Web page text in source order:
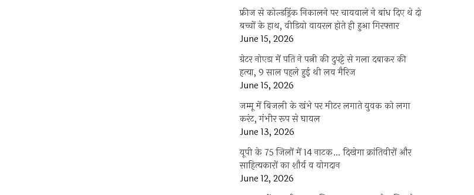
फ्रीज से कोल्डड्रिंक निकालने पर चायवाले ने बांध दिए थे दो
बच्चों के हाथ, वीडियो वायरल होते ही हुआ गिरफ्तार
June 15, 2026
ग्रेटर नोएडा में पति ने पत्नी की दुपट्टे से गला दबाकर की
हत्या, 9 साल पहले हुई थी लव मैरिज
June 15, 2026
जम्मू में बिजली के खंभे पर मीटर लगाते युवक को लगा
करंट, गंभीर रूप से घायल
June 13, 2026
यूपी के 75 जिलों में 14 नाटक… दिखेगा क्रांतिवीरों और
साहित्यकारों का शौर्य व योगदान
June 12, 2026